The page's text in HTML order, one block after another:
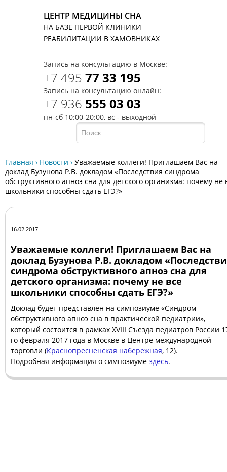
ЦЕНТР МЕДИЦИНЫ СНА
НА БАЗЕ ПЕРВОЙ КЛИНИКИ
РЕАБИЛИТАЦИИ В ХАМОВНИКАХ
Запись на консультацию в Москве:
+7 495 77 33 195
Запись на консультацию онлайн:
+7 936 555 03 03
пн-сб 10:00-20:00, вс - выходной
Главная › Новости › Уважаемые коллеги! Приглашаем Вас на
доклад Бузунова Р.В. докладом «Последствия синдрома
обструктивного апноэ сна для детского организма: почему не
школьники способны сдать ЕГЭ?»
16.02.2017
Уважаемые коллеги! Приглашаем Вас на
доклад Бузунова Р.В. докладом
синдрома обструктивного апноэ сна для
детского организма: почему не все
школьники способны сдать ЕГЭ?»
Доклад будет представлен на симпозиуме «Синдром
обструктивного апноэ сна в практической педиатрии»,
который состоится в рамках XVIII Cъезда педиатров России
го февраля 2017 года в Москве в Центре международной
торговли (Краснопресненская набережная, 12).
Подробная информация о симпозиуме здесь.